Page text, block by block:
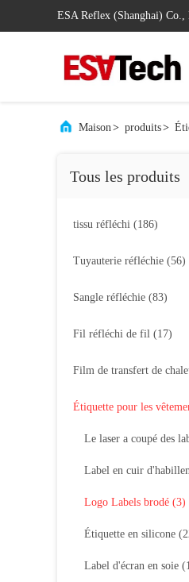
ESA Reflex (Shanghai) Co.,
Maison> produits>
Tous les produits
tissu réfléchi (186)
Tuyauterie réfléchie (56)
Sangle réfléchie (83)
Fil réfléchi de fil (17)
Film de transfert de
Étiquette pour les
Le laser a coupé des
Label en cuir
Logo Labels brodé (3)
Étiquette en silicone
Label d'écran en soie